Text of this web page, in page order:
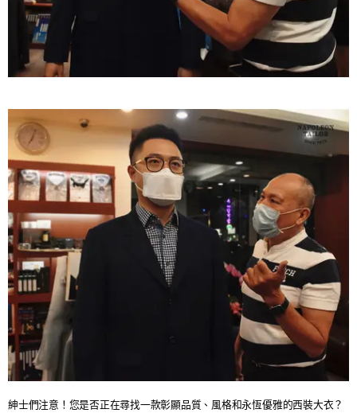
紳士們注意！您是否正在尋找一款彰顯品質、風格和永恆優雅的西裝大衣？